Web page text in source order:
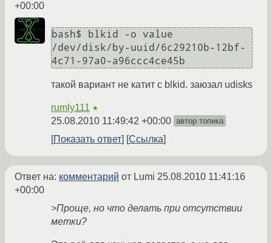
+00:00
bash$ blkid -o value
/dev/disk/by-uuid/6c29210b-12bf-
4c71-97a0-a96ccc4ce45b
такой вариант не катит с blkid. заюзал udisks
rumly111 ★
25.08.2010 11:49:42 +00:00 автор топика
Показать ответ Ссылка
Ответ на: комментарий от Lumi 25.08.2010 11:41:16
+00:00
>Проще, но что делать при отсутствии
метки?